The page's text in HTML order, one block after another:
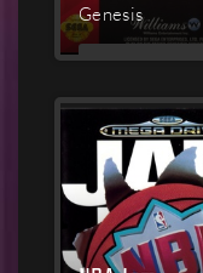
Genesis
MEHR